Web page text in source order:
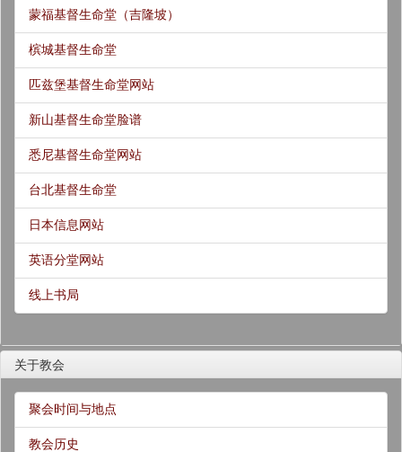
蒙福基督生命堂（吉隆坡）
槟城基督生命堂
匹兹堡基督生命堂网站
新山基督生命堂脸谱
悉尼基督生命堂网站
台北基督生命堂
日本信息网站
英语分堂网站
线上书局
关于教会
聚会时间与地点
教会历史